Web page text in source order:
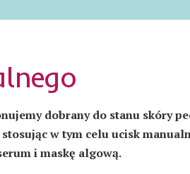
dobrany do stanu skóry
w tym celu ucisk
i maskę algową.